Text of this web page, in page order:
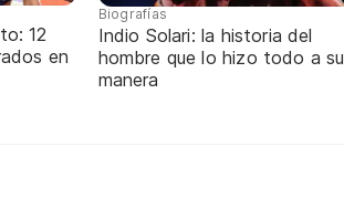
12
en
Biografías
Indio Solari: la historia del
hombre que lo hizo todo a su
manera